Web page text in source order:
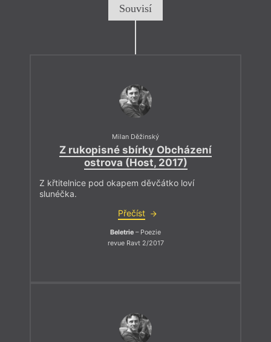
Souvisí
Milan Děžinský
Z rukopisné sbírky Obcházení
ostrova (Host, 2017)
Z křtitelnice pod okapem děvčátko loví
slunéčka.
Přečíst
Beletrie – Poezie
revue Ravt 2/2017